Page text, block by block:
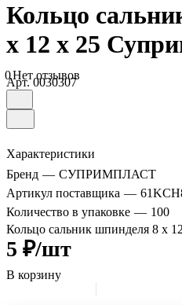
Кольцо
х 12 х 25
0Нет отзывов
Арт.0030307
Характеристики
Бренд — СУПРИМПЛАСТ
Артикул поставщика —
Количество в упаковке — 100
Кольцо сальник шпинделя 8 х
5 ₽/шт
В корзину